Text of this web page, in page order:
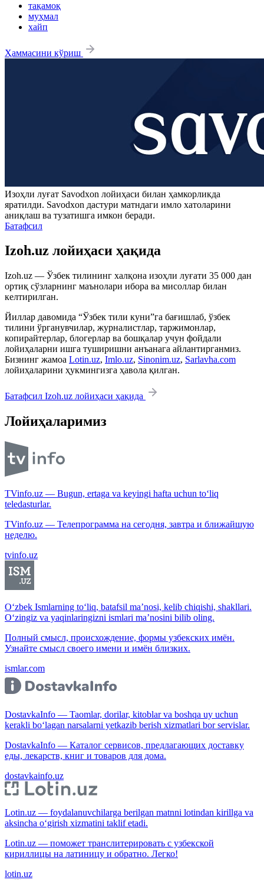
тақамоқ
муҳмал
хайп
Ҳаммасини кўриш
Изоҳли луғат Savodxon лойиҳаси билан ҳамкорликда
яратилди. Savodxon дастури матндаги имло хатоларини
аниқлаш ва тузатишга имкон беради.
Батафсил
Izoh.uz лойиҳаси ҳақида
Izoh.uz — Ўзбек тилининг халқона изоҳли луғати 35 000 дан
ортиқ сўзларнинг маънолари ибора ва мисоллар билан
келтирилган.
Йиллар давомида “Ўзбек тили куни”га бағишлаб, ўзбек
тилини ўрганувчилар, журналистлар, таржимонлар,
копирайтерлар, блогерлар ва бошқалар учун фойдали
лойиҳаларни ишга туширишни анъанага айлантирганмиз.
Бизнинг жамоа Lotin.uz, Imlo.uz, Sinonim.uz, Sarlavha.com
лойиҳаларини ҳукмингизга ҳавола қилган.
Батафсил Izoh.uz лойиҳаси ҳақида
Лойиҳаларимиз
TVinfo.uz — Bugun, ertaga va keyingi hafta uchun to‘liq
teledasturlar.
TVinfo.uz — Телепрограмма на сегодня, завтра и ближайшую
неделю.
tvinfo.uz
O‘zbek Ismlarning to‘liq, batafsil ma’nosi, kelib chiqishi, shakllari.
O‘zingiz va yaqinlaringizni ismlari ma’nosini bilib oling.
Полный смысл, происхождение, формы узбекских имён.
Узнайте смысл своего имени и имён близких.
ismlar.com
DostavkaInfo — Taomlar, dorilar, kitoblar va boshqa uy uchun
kerakli bo‘lagan narsalarni yetkazib berish xizmatlari bor servislar.
DostavkaInfo — Каталог сервисов, предлагающих доставку
еды, лекарств, книг и товаров для дома.
dostavkainfo.uz
Lotin.uz — foydalanuvchilarga berilgan matnni lotindan kirillga va
aksincha o‘girish xizmatini taklif etadi.
Lotin.uz — поможет транслитерировать с узбекской
кириллицы на латиницу и обратно. Легко!
lotin.uz